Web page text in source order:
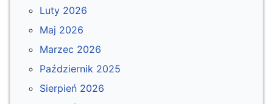
Luty 2026
Maj 2026
Marzec 2026
Październik 2025
Sierpień 2026